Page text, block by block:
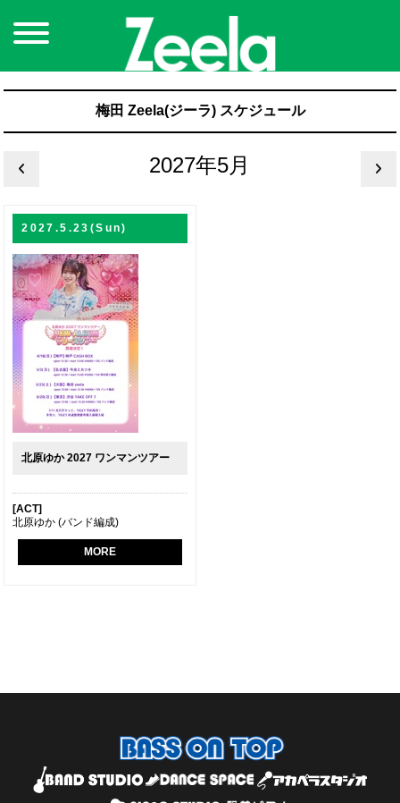
梅田 Zeela(ジーラ) スケジュール
2027年5月
2027.5.23(Sun)
北原ゆか 2027 ワンマンツアー
[ACT]
北原ゆか (バンド編成)
MORE